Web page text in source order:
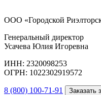
ООО «Городской
Генеральный директор
Усачева Юлия Игоревна
ИНН: 2320098253
ОГРН: 1022302919572
8 (800) 100-71-91 Заказать